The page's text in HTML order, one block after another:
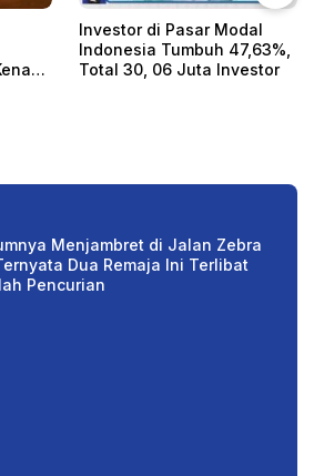
Investor di Pasar Modal
Indonesia Tumbuh 47,63%,
Total 30, 06 Juta Investor
di Palu, Penjambret Ini
Menjambret di Jalan Zebra
Dua Remaja Ini Terlibat
Pencurian